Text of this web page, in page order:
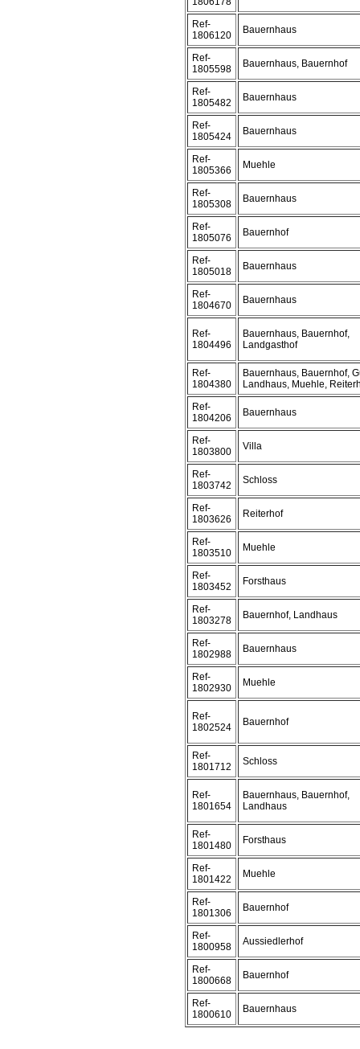
Ref-
1806120
Bauernhaus
Ref-
1805598
Bauernhaus, Bauernhof
Ref-
1805482
Bauernhaus
Ref-
1805424
Bauernhaus
Ref-
1805366
Muehle
Ref-
1805308
Bauernhaus
Ref-
1805076
Bauernhof
Ref-
1805018
Bauernhaus
Ref-
1804670
Bauernhaus
Ref-
1804496
Bauernhaus, Bauernhof,
Landgasthof
Ref-
1804380
Bauernhaus, Bauernhof,
Landhaus, Muehle,
Ref-
1804206
Bauernhaus
Ref-
1803800
Villa
Ref-
1803742
Schloss
Ref-
1803626
Reiterhof
Ref-
1803510
Muehle
Ref-
1803452
Forsthaus
Ref-
1803278
Bauernhof, Landhaus
Ref-
1802988
Bauernhaus
Ref-
1802930
Muehle
Ref-
1802524
Bauernhof
Ref-
1801712
Schloss
Ref-
1801654
Bauernhaus, Bauernhof,
Landhaus
Ref-
1801480
Forsthaus
Ref-
1801422
Muehle
Ref-
1801306
Bauernhof
Ref-
1800958
Aussiedlerhof
Ref-
1800668
Bauernhof
Ref-
1800610
Bauernhaus